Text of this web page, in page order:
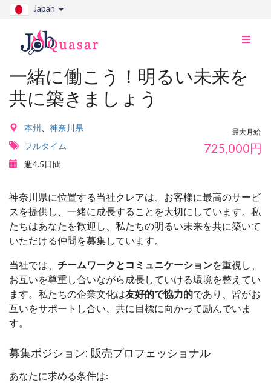
Japan
ナ
り
一緒に働こう！明るい未来を
共に築きましょう
本州
神奈川県
フルタイム
週4.5日間
最大月給
725,000円
神奈川県に位置する当社クレアは、お客様に最高のサービ
スを提供し、一緒に成長することを大切にしています。私
たちはあなたを歓迎し、私たちの明るい未来を共に築いて
いただける仲間を募集しています。
当社では、 チームワークとコミュニケーションを重視し、
お互いを尊重し合いながら成長していける環境を整えてい
ます。私たちの企業文化は友好的で協力的であり、皆がお
互いをサポートし合い、共に目標に向かって励んでいま
す。
募集ポジション: 販売プロフェッショナル
あなたに求める条件は: